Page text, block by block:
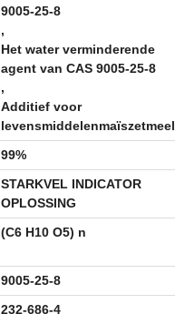
9005-25-8
,
Het water verminderende
agent van CAS 9005-25-8
,
Additief voor
levensmiddelenmaïszetmeel
99%
STARKVEL INDICATOR
OPLOSSING
(C6 H10 O5) n
9005-25-8
232-686-4